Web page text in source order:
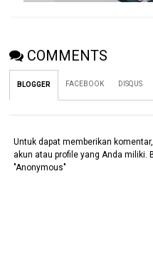
COMMENTS
BLOGGER FACEBOOK DISQUS
Untuk dapat memberikan
akun atau profile yang Anda miliki.
"Anonymous"